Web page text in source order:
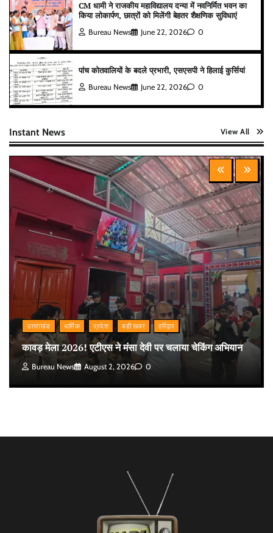
CM धामी ने राजकीय महाविद्यालय दन्या में नवनिर्मित भवन का
किया लोकार्पण, छात्रों को मिलेंगी बेहतर शैक्षणिक सुविधाएं
Bureau News June 22, 2026 0
पांच कोतवालियों के बदले प्रभारी, एसएसपी ने हिलाई कुर्सियां
Bureau News June 22, 2026 0
Instant News View All
उत्तराखंड धार्मिक प्रदेश बड़ी खबर हरिद्वार
कावड़ मेला 2026! एटीएस ने मंसा देवी पर चलाया चेकिंग अभियान
Bureau News August 2, 2026 0